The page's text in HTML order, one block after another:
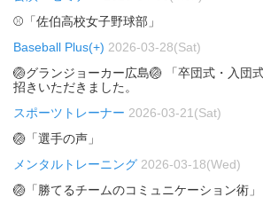
⚾「佐伯高校女子野球部」
Baseball Plus(+) 2026-03-28(Sat)
🏐グランジョーカー広島🏐 「卒団式・入団
招きいただきました。
スポーツトレーナー 2026-03-21(Sat)
🏐「選手の声」
メンタルトレーニング 2026-03-18(Wed)
🏐「勝てるチームのコミュニケーション術」